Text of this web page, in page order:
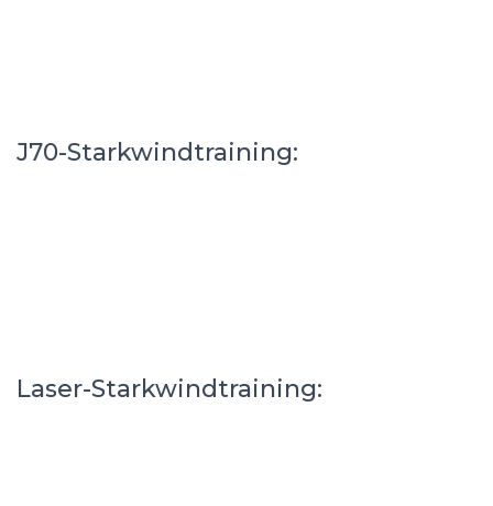
J70-Starkwindtraining:
Laser-Starkwindtraining: